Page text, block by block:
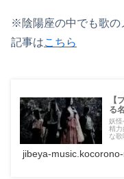
※陰陽座の中でも歌の
記事はこちら
【
る
妖怪
精力
な
jibeya-